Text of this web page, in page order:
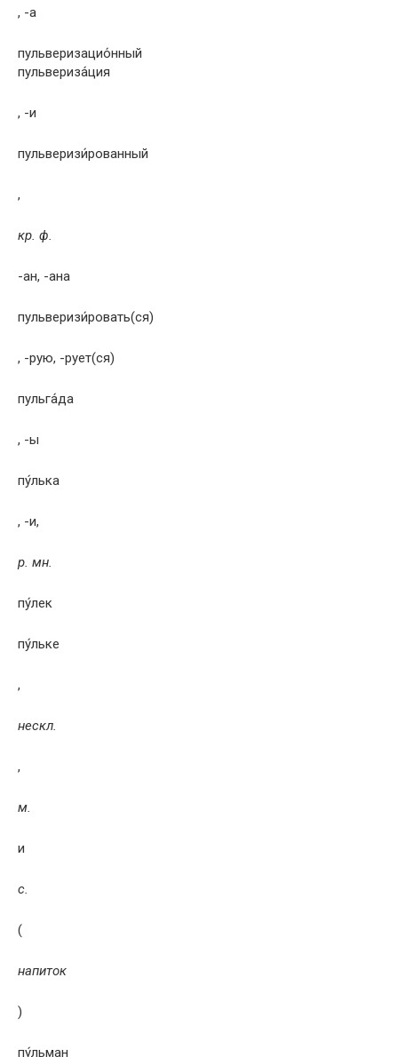
, -а
пульверизацио́нный
пульвериза́ция
, -и
пульверизи́рованный
,
кр. ф.
-ан, -ана
пульверизи́ровать(ся)
, -рую, -рует(ся)
пульга́да
, -ы
пу́лька
, -и,
р. мн.
пу́лек
пу́льке
,
нескл.
,
м.
и
с.
(
напиток
)
пу́льман